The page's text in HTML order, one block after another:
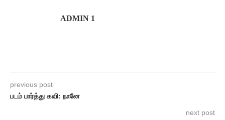
ADMIN 1
previous post
படம் பார்த்து கவி: நானே
next post